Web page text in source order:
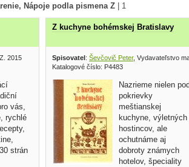
Nápoje podla pismena Z | 1
2015
vás,
rychlé
strán
Z kuchyne bohémskej Bratislavy
Spisovatel : Ševčovič Peter, Vydavateľstvo
Katalogové číslo: P4483
Nazrieme nielen pod
pokrievky
meštianskej
kuchyne, výletných
hostincov, ale
ochutnáme aj
dobroty známych
hotelov, špeciality